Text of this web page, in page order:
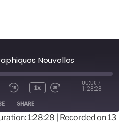
Nouvelles
1x
00:00 /
1:28:28
SHARE
1:28:28 Recorded on 13